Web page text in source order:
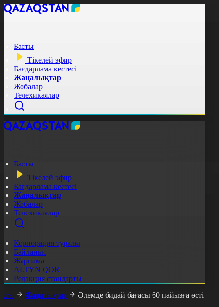
Басты
Тікелей эфир
Бағдарлама кестесі
Жаңалықтар
Жобалар
Телехикаялар
Басты
Тікелей эфир
Бағдарлама кестесі
Жаңалықтар
Жобалар
Телехикаялар
Корпорация туралы
Байланыс
Жарнама
ALTYN QOR
Редакция стандарты
Жаңалықтар Әлемде бидай бағасы 60 пайызға өсті